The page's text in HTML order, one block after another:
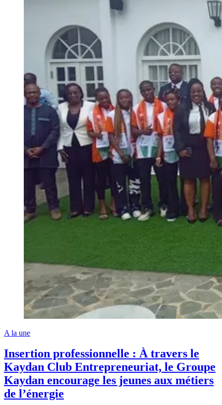
A la une
Insertion professionnelle : À travers le
Kaydan Club Entrepreneuriat, le Groupe
Kaydan encourage les jeunes aux métiers
de l’énergie